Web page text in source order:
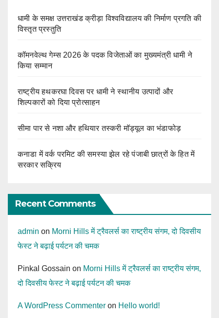
धामी के समक्ष उत्तराखंड क्रीड़ा विश्वविद्यालय की निर्माण प्रगति की
विस्तृत प्रस्तुति
कॉमनवेल्थ गेम्स 2026 के पदक विजेताओं का मुख्यमंत्री धामी ने
किया सम्मान
राष्ट्रीय हथकरघा दिवस पर धामी ने स्थानीय उत्पादों और
शिल्पकारों को दिया प्रोत्साहन
सीमा पार से नशा और हथियार तस्करी मॉड्यूल का भंडाफोड़
कनाडा में वर्क परमिट की समस्या झेल रहे पंजाबी छात्रों के हित में
सरकार सक्रिय
Recent Comments
admin on Morni Hills में ट्रैवलर्स का राष्ट्रीय संगम, दो दिवसीय
फेस्ट ने बढ़ाई पर्यटन की चमक
Pinkal Gossain on Morni Hills में ट्रैवलर्स का राष्ट्रीय संगम,
दो दिवसीय फेस्ट ने बढ़ाई पर्यटन की चमक
A WordPress Commenter on Hello world!